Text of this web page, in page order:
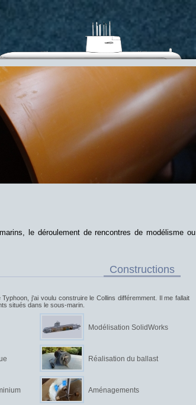
le déroulement de rencontres de modélisme ou
Constructions
j'ai voulu construire le Collins différemment. Il me fallait
situés dans le sous-marin.
Modélisation SolidWorks
Réalisation du ballast
Aménagements